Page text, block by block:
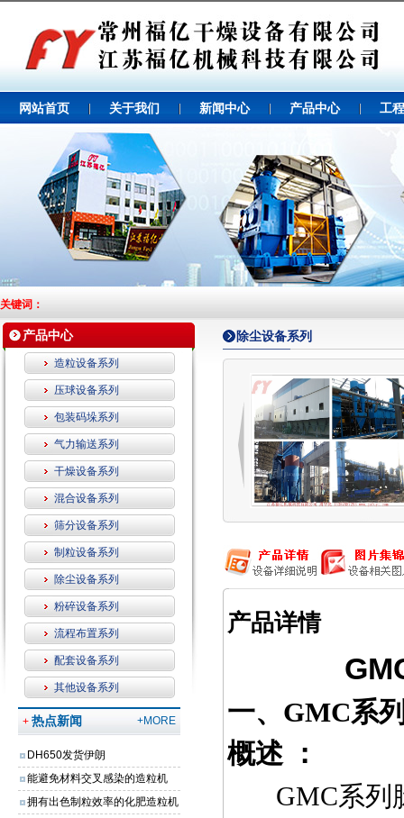
网站首页 关于我们 新闻中心 产品中心 工
关键词：
产品中心
造粒设备系列
压球设备系列
包装码垛系列
气力输送系列
干燥设备系列
混合设备系列
筛分设备系列
制粒设备系列
除尘设备系列
粉碎设备系列
流程布置系列
配套设备系列
其他设备系列
+MORE
+ 热点新闻
DH650发货伊朗
能避免材料交叉感染的造粒机
拥有出色制粒效率的化肥造粒机
除尘设备系列
产品详情
一、 GMC系
概述：
GMC系列